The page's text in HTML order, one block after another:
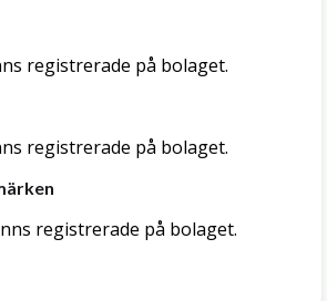
registrerade på bolaget.
registrerade på bolaget.
registrerade på bolaget.